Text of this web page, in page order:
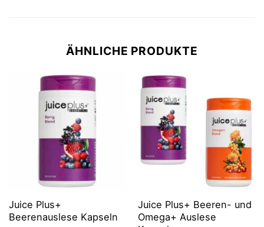
ÄHNLICHE PRODUKTE
Juice Plus+
Beerenauslese Kapseln
Juice Plus+ Beeren- und
Omega+ Auslese